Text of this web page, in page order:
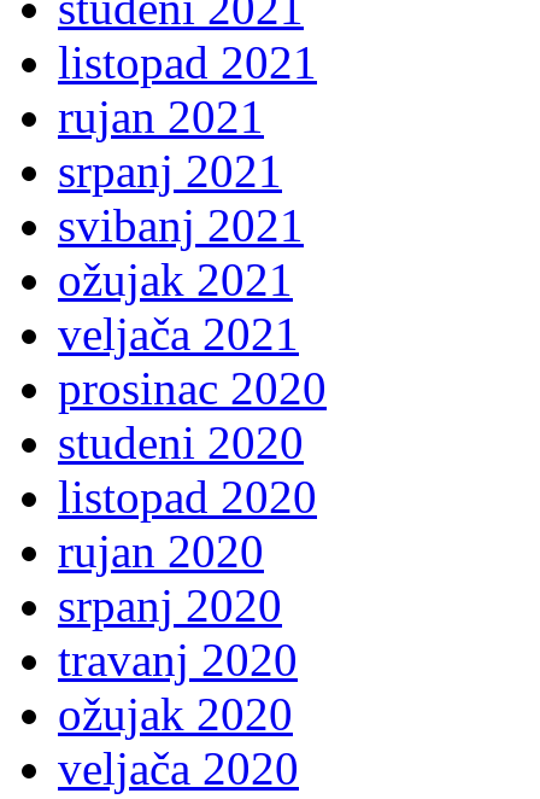
listopad 2021
rujan 2021
srpanj 2021
svibanj 2021
ožujak 2021
veljača 2021
prosinac 2020
studeni 2020
listopad 2020
rujan 2020
srpanj 2020
travanj 2020
ožujak 2020
veljača 2020